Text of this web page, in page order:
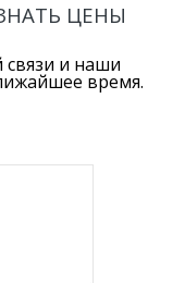
ЦЕНЫ
и наши
время.